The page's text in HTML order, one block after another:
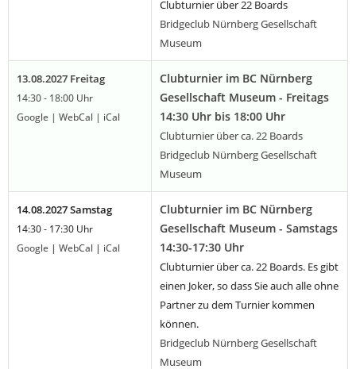
Clubturnier über 22 Boards
Bridgeclub Nürnberg Gesellschaft
Museum
13.08.2027 Freitag
14:30 - 18:00 Uhr
Google | WebCal | iCal
Clubturnier im BC Nürnberg
Gesellschaft Museum - Freitags
14:30 Uhr bis 18:00 Uhr
Clubturnier über ca. 22 Boards
Bridgeclub Nürnberg Gesellschaft
Museum
14.08.2027 Samstag
14:30 - 17:30 Uhr
Google | WebCal | iCal
Clubturnier im BC Nürnberg
Gesellschaft Museum - Samstags
14:30-17:30 Uhr
Clubturnier über ca. 22 Boards. Es gibt
einen Joker, so dass Sie auch alle ohne
Partner zu dem Turnier kommen
können.
Bridgeclub Nürnberg Gesellschaft
Museum